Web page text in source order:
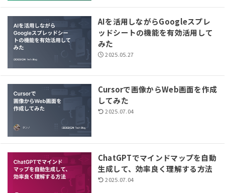
AIを活用しながらGoogleスプレ
ッドシートの機能を有効活用して
みた
2025.05.27
Cursorで画像からWeb画面を作成
してみた
2025.07.04
ChatGPTでマインドマップを自動
生成して、効率良く理解する方法
2025.07.04